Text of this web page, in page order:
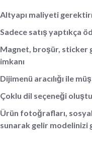
Altyapı maliyeti
Sadece satış yaptıkça
Magnet, broşür, sticker
imkanı
Dijimenü aracılığı ile
Çoklu dil seçeneği
Ürün fotoğrafları,
sunarak gelir modelinizi